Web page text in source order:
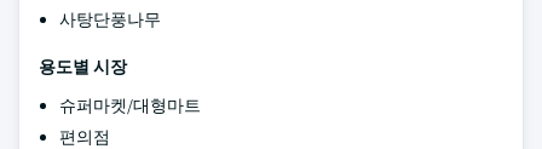
사탕단풍나무
용도별 시장
슈퍼마켓/대형마트
편의점